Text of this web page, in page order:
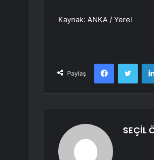
Kaynak: ANKA / Yerel
Paylaş
Facebook
SEÇİL